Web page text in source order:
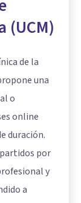
(UCM)
de la
una
o
online
duración.
por
y
a